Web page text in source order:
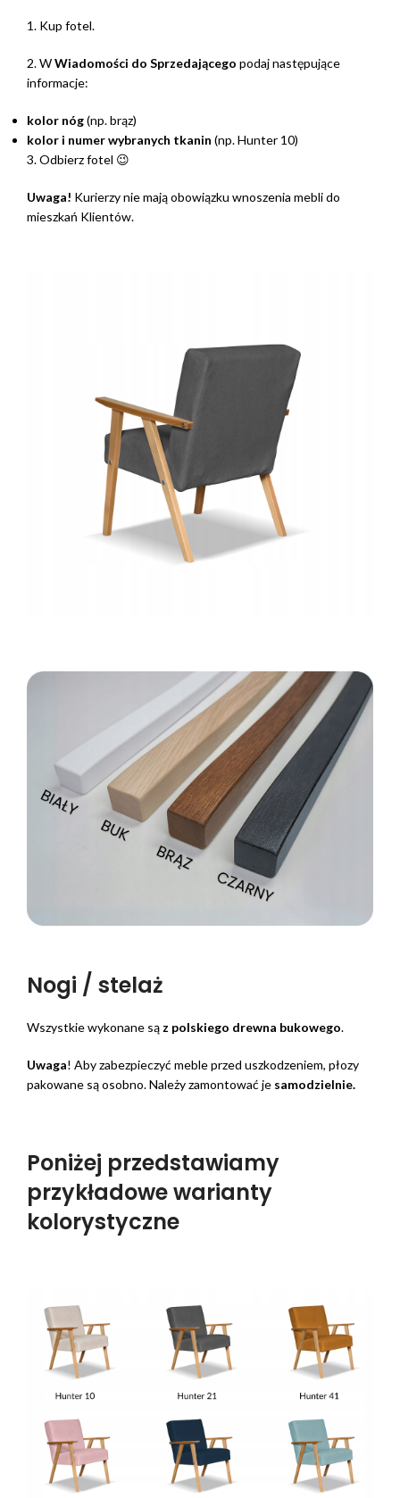
1. Kup fotel.
2. WWiadomości do Sprzedającego podaj następujące
informacje:
kolor nóg(np. brąz)
kolor i numer wybranych tkanin (np. Hunter 10)
3. Odbierz fotel 😉
Uwaga! Kurierzy nie mają obowiązku wnoszenia mebli do
mieszkań Klientów.
Nogi / stelaż
Wszystkie wykonane są z polskiego drewna bukowego.
Uwaga! Aby zabezpieczyć meble przed uszkodzeniem, płozy
pakowane są osobno. Należy zamontować je samodzielnie.
Poniżej przedstawiamy
przykładowe warianty
kolorystyczne